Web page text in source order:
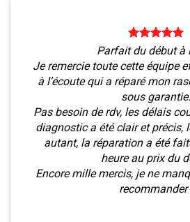
Parfait du début à
Je remercie toute cette équipe
à l’écoute qui a réparé mon
sous garantie.
Pas besoin de rdv, les délais
diagnostic a été clair et précis,
autant, la réparation a été
heure au prix du
Encore mille mercis, je ne
recommander